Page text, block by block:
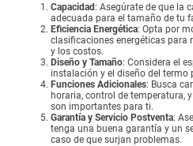
Capacidad: Asegúrate de que la
adecuada para el tamaño de tu
Eficiencia Energética: Opta por
clasificaciones energéticas para
y los costos.
Diseño y Tamaño: Considera el
instalación y el diseño del termo
Funciones Adicionales: Busca
horaria, control de temperatura,
son importantes para ti.
Garantía y Servicio Postventa:
tenga una buena garantía y un
caso de que surjan problemas.